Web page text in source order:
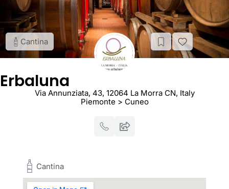
Cantina
Erbaluna
Via Annunziata, 43, 12064 La Morra CN, Italy
Piemonte > Cuneo
Cantina